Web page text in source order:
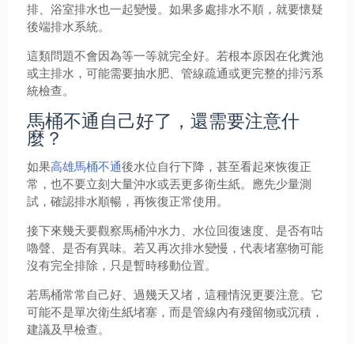
排、浴室排水也一起變慢。如果多處排水不順，就要懷疑
後端排水系統。
這類問題不會因為等一等就完全好。若根本原因在化糞池
或主排水，可能需要抽水肥、管線疏通或更完整的排污系
統檢查。
馬桶不通自己好了，還需要注意什
麼？
如果高雄馬桶不通後水位自行下降，甚至看起來恢復正
常，也不要立刻大量沖水或丟更多衛生紙。應先少量測
試，確認排水順暢，再恢復正常使用。
接下來幾天要觀察馬桶沖水力、水位回復速度、是否有咕
嚕聲、是否有異味。若又再次排水變慢，代表堵塞物可能
沒有完全排除，只是暫時移動位置。
若馬桶常常自己好、過幾天又堵，這種情況更要注意。它
可能不是單次衛生紙堵塞，而是管線內有殘留物或沉積，
建議及早檢查。